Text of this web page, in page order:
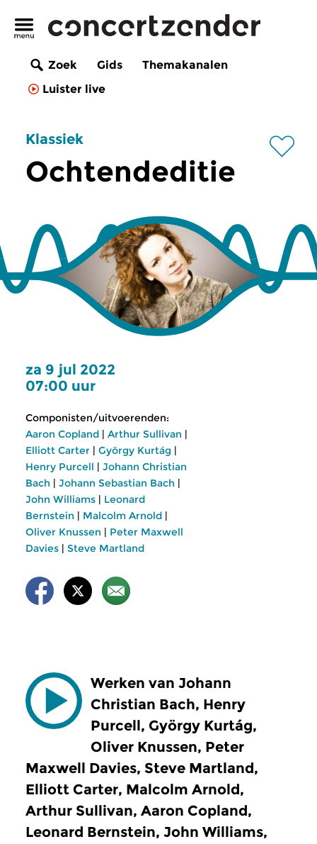
Zoek Gids
Themakanalen
Luister live
Klassiek
Ochtendeditie
za 9 jul 2022
07:00 uur
Componisten/uitvoerenden:
Aaron Copland | Arthur Sullivan |
Elliott Carter | György Kurtág |
Henry Purcell | Johann Christian
Bach | Johann Sebastian Bach |
John Williams | Leonard
Bernstein | Malcolm Arnold |
Oliver Knussen | Peter Maxwell
Davies | Steve Martland
Werken van Johann
Christian Bach, Henry
Purcell, György Kurtág,
Oliver Knussen, Peter
Maxwell Davies, Steve Martland,
Elliott Carter, Malcolm Arnold,
Arthur Sullivan, Aaron Copland,
Leonard Bernstein, John Williams,